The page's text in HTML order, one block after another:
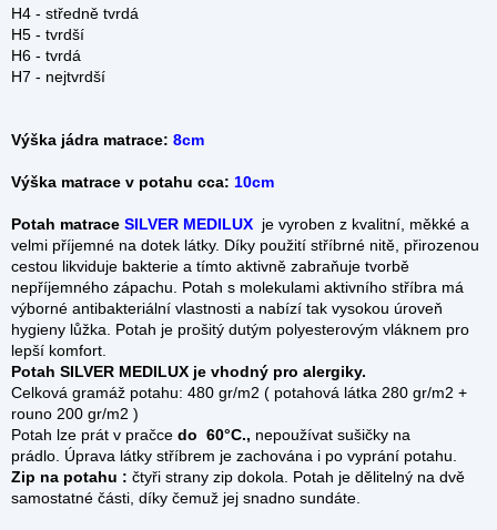
H4 - středně tvrdá
H5 - tvrdší
H6 - tvrdá
H7 - nejtvrdší
Výška jádra matrace: 8cm
Výška matrace v potahu cca: 10cm
Potah matrace SILVER MEDILUX je vyroben z kvalitní, měkké a
velmi příjemné na dotek látky. Díky použití stříbrné nitě, přirozenou
cestou likviduje bakterie a tímto aktivně zabraňuje tvorbě
nepříjemného zápachu. Potah s molekulami aktivního stříbra má
výborné antibakteriální vlastnosti a nabízí tak vysokou úroveň
hygieny lůžka. Potah je prošitý dutým polyesterovým vláknem pro
lepší komfort.
Potah SILVER MEDILUX je vhodný pro alergiky.
Celková gramáž potahu: 480 gr/m2 ( potahová látka 280 gr/m2 +
rouno 200 gr/m2 )
Potah lze prát v pračce do 60°C., nepoužívat sušičky na
prádlo. Úprava látky stříbrem je zachována i po vyprání potahu.
Zip na potahu : čtyři strany zip dokola. Potah je dělitelný na dvě
samostatné části, díky čemuž jej snadno sundáte.